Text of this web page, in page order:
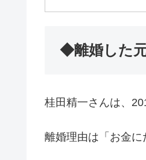
◆離婚した
桂田精一さんは、
離婚理由は「お金に